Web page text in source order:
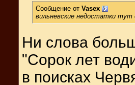
Сообщение от Vasex
вильневские недостатки
Ни слова
"Сорок лет
в поисках